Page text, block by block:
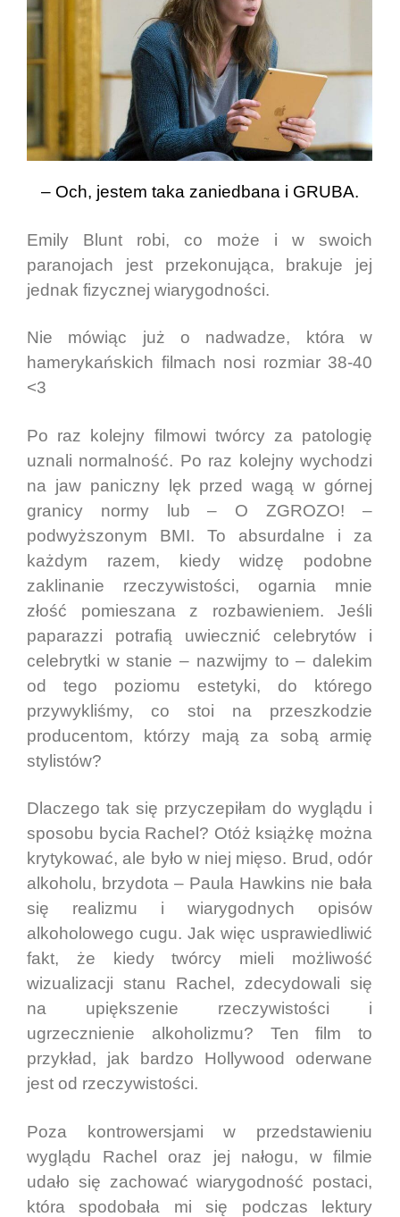
– Och, jestem taka zaniedbana i GRUBA.
Emily Blunt robi, co może i w swoich
paranojach jest przekonująca, brakuje jej
jednak fizycznej wiarygodności.
Nie mówiąc już o nadwadze, która w
hamerykańskich filmach nosi rozmiar 38-40
<3
Po raz kolejny filmowi twórcy za patologię
uznali normalność. Po raz kolejny wychodzi
na jaw paniczny lęk przed wagą w górnej
granicy normy lub – O ZGROZO! –
podwyższonym BMI. To absurdalne i za
każdym razem, kiedy widzę podobne
zaklinanie rzeczywistości, ogarnia mnie
złość pomieszana z rozbawieniem. Jeśli
paparazzi potrafią uwiecznić celebrytów i
celebrytki w stanie – nazwijmy to – dalekim
od tego poziomu estetyki, do którego
przywykliśmy, co stoi na przeszkodzie
producentom, którzy mają za sobą armię
stylistów?
Dlaczego tak się przyczepiłam do wyglądu i
sposobu bycia Rachel? Otóż książkę można
krytykować, ale było w niej mięso. Brud, odór
alkoholu, brzydota – Paula Hawkins nie bała
się realizmu i wiarygodnych opisów
alkoholowego cugu. Jak więc usprawiedliwić
fakt, że kiedy twórcy mieli możliwość
wizualizacji stanu Rachel, zdecydowali się
na upiększenie rzeczywistości i
ugrzecznienie alkoholizmu? Ten film to
przykład, jak bardzo Hollywood oderwane
jest od rzeczywistości.
Poza kontrowersjami w przedstawieniu
wyglądu Rachel oraz jej nałogu, w filmie
udało się zachować wiarygodność postaci,
która spodobała mi się podczas lektury